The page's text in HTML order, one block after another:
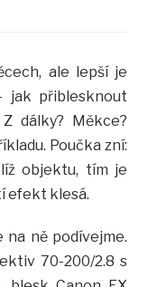
ale lepší je
jak přiblesknout
dálky? Měkce?
Poučka zní:
objektu, tím je
efekt klesá.
na ně podívejme.
70-200/2.8 s